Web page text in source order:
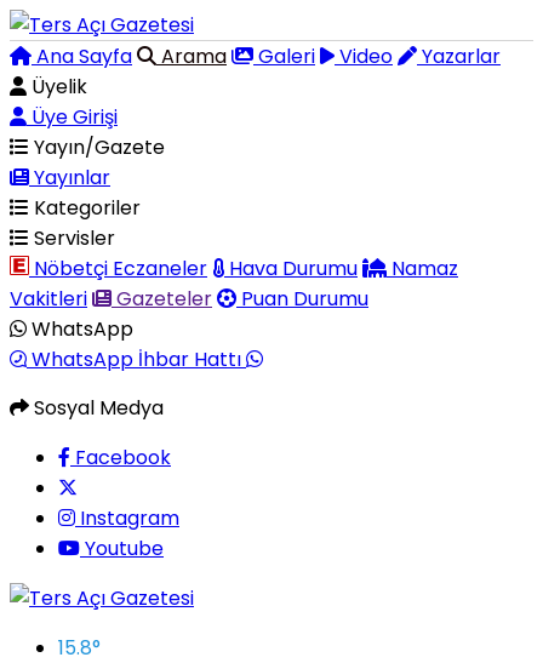
Ana Sayfa Arama Galeri Video
Yazarlar
Üyelik
Üye Girişi
Yayın/Gazete
Yayınlar
Kategoriler
Servisler
Nöbetçi Eczaneler
Hava Durumu
Namaz
Vakitleri
Gazeteler
Puan Durumu
WhatsApp
WhatsApp İhbar Hattı
Sosyal Medya
Facebook
Instagram
Youtube
15.8°